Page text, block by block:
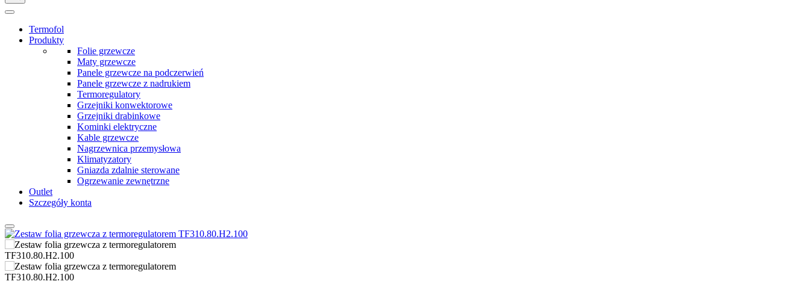
Termofol
Produkty
Folie grzewcze
Maty grzewcze
Panele grzewcze na podczerwień
Panele grzewcze z nadrukiem
Termoregulatory
Grzejniki konwektorowe
Grzejniki drabinkowe
Kominki elektryczne
Kable grzewcze
Nagrzewnica przemysłowa
Klimatyzatory
Gniazda zdalnie sterowane
Ogrzewanie zewnętrzne
Outlet
Szczegóły konta